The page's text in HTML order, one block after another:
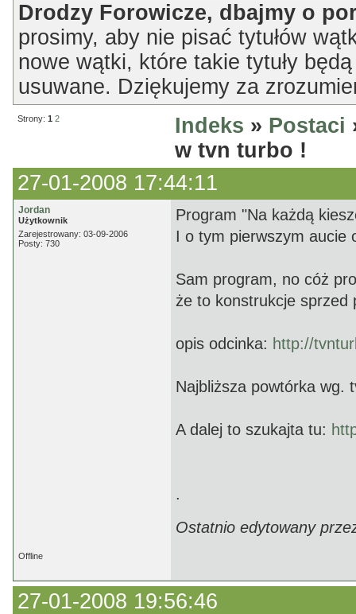
Drodzy Forowicze, dbajmy o
prosimy, aby nie pisać tytułów
nowe wątki, które takie tytuły
usuwane. Dziękujemy za
Strony: 1 2 Indeks » Postaci
w tvn turbo !
27-01-2008 17:44:11
Jordan
Użytkownik
Zarejestrowany: 03-09-2006
Posty: 730
Program "Na każdą
I o tym pierwszym aucie
Sam program, no cóż
że to konstrukcje sprzed
opis odcinka: http://
Najbliższa powtórka wg.
A dalej to szukajta tu:
.
Ostatnio edytowany
Offline
27-01-2008 19:56:46